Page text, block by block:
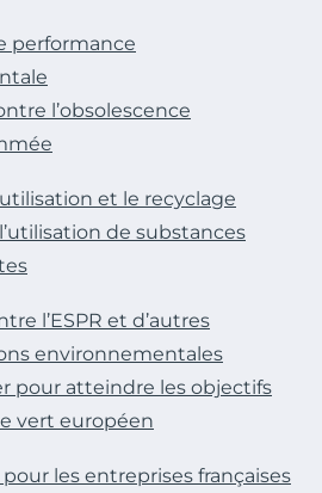
performance
l’obsolescence
et le recyclage
de substances
l’ESPR et d’autres
environnementales
pour atteindre les objectifs
vert européen
les entreprises françaises